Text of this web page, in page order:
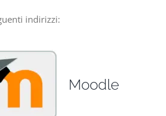
indirizzi:
Moodle